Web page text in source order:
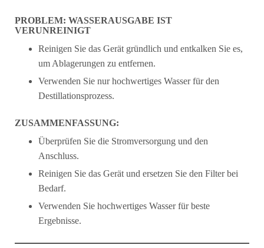
PROBLEM: WASSERAUSGABE IST
VERUNREINIGT
Reinigen Sie das Gerät gründlich und entkalken Sie es,
um Ablagerungen zu entfernen.
Verwenden Sie nur hochwertiges Wasser für den
Destillationsprozess.
ZUSAMMENFASSUNG:
Überprüfen Sie die Stromversorgung und den
Anschluss.
Reinigen Sie das Gerät und ersetzen Sie den Filter bei
Bedarf.
Verwenden Sie hochwertiges Wasser für beste
Ergebnisse.